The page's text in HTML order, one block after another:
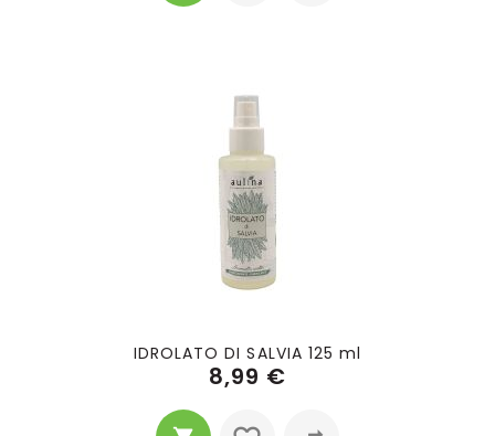
IDROLATO DI SALVIA 125 ml
8,99 €